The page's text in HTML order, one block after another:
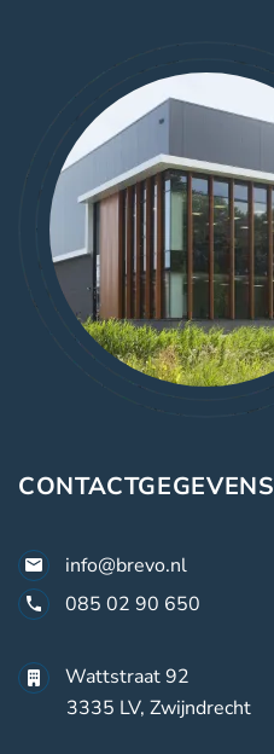
CONTACTGEGEVENS
info@brevo.nl
085 02 90 650
Wattstraat 92
3335 LV, Zwijndrecht